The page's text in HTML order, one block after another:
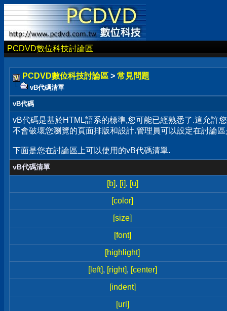
PCDVD數位科技討論區
PCDVD數位科技討論區 > 常見問題
vB代碼清單
vB代碼
vB代碼是基於HTML語系的標準,您可能已經熟悉了.這允許
不會破壞您瀏覽的頁面排版和設計.管理員可以設定在討論
下面是您在討論區上可以使用的vB代碼清單.
vB代碼清單
[b], [i], [u]
[color]
[size]
[font]
[highlight]
[left], [right], [center]
[indent]
[url]